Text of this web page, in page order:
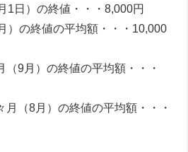
1日）の終値・・・8,000円
）の終値の平均額・・・10,000
（9月）の終値の平均額・・・
月（8月）の終値の平均額・・・